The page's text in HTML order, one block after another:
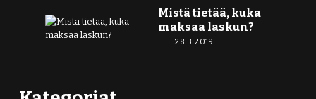
Mistä tietää, kuka
maksaa laskun?
28.3.2019